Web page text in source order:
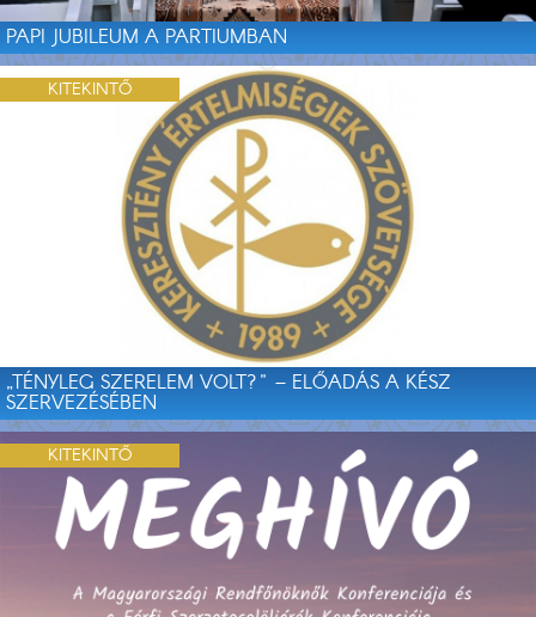
PAPI JUBILEUM A PARTIUMBAN
„TÉNYLEG SZERELEM VOLT?" – ELŐADÁS A KÉSZ
SZERVEZÉSÉBEN
KITEKINTŐ
KITEKINTŐ